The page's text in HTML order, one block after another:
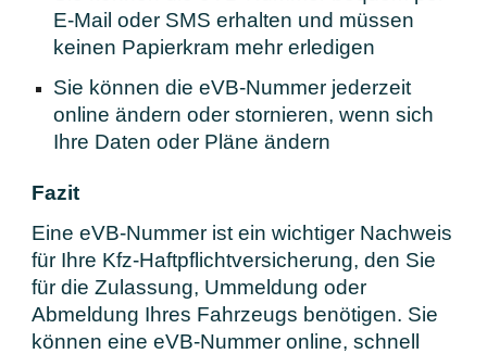
E-Mail oder SMS erhalten und müssen
keinen Papierkram mehr erledigen
Sie können die eVB-Nummer jederzeit
online ändern oder stornieren, wenn sich
Ihre Daten oder Pläne ändern
Fazit
Eine eVB-Nummer ist ein wichtiger Nachweis
für Ihre Kfz-Haftpflichtversicherung, den Sie
für die Zulassung, Ummeldung oder
Abmeldung Ihres Fahrzeugs benötigen. Sie
können eine eVB-Nummer online, schnell